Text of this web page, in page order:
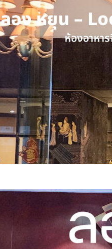
ลอง หยุน –
ห้องอาหา